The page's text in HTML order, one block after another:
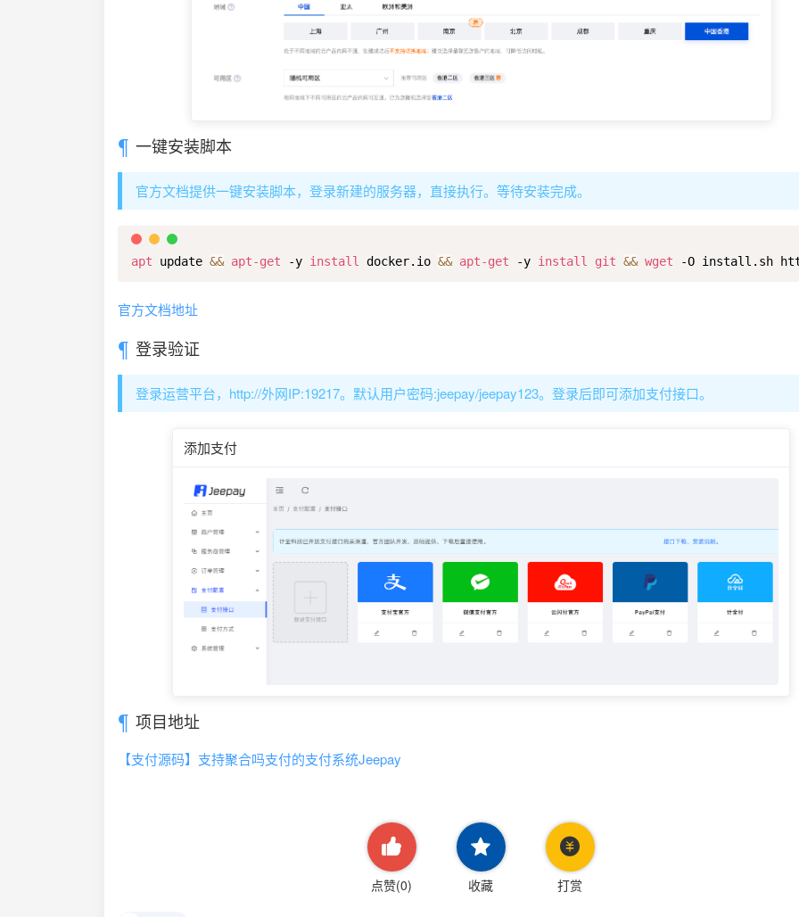
一键安装脚本
官方文档提供一键安装脚本，登录新建的服务器，直接执行。等待安装完成。
apt update && apt-get -y install docker.io && apt-get -y install git && wget -O install.sh
官方文档地址
登录验证
登录运营平台，http://外网IP:19217。默认用户密码:jeepay/jeepay123。登录后即可添加支付接口。
添加支付
项目地址
【支付源码】支持聚合吗支付的支付系统Jeepay
点赞(0) 收藏 打赏